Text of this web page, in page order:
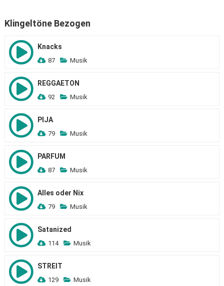
Klingeltöne Bezogen
Knacks
87 Musik
REGGAETON
92 Musik
PIJA
79 Musik
PARFUM
87 Musik
Alles oder Nix
79 Musik
Satanized
114 Musik
STREIT
129 Musik